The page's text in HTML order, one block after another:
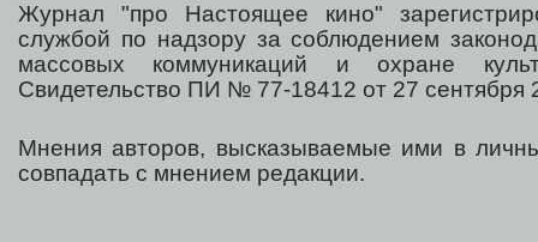
Журнал "про Настоящее кино"
службой по надзору за соблюдением
массовых коммуникаций и охране
Свидетельство ПИ № 77-18412 от 27 сентября
Мнения авторов, высказываемые ими в
совпадать с мнением редакции.